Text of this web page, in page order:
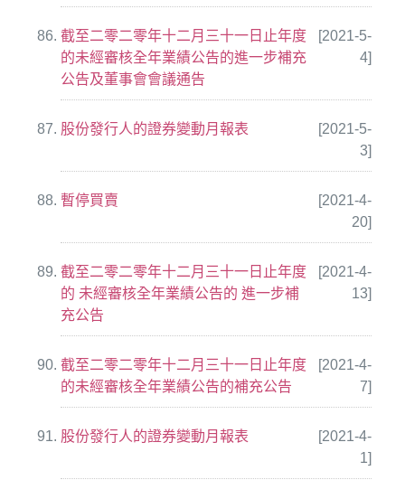
截至二零二零年十二月三十一日止年度
的未經審核全年業績公告的進一步補充
公告及董事會會議通告
[2021-5-
4]
股份發行人的證券變動月報表
[2021-5-
3]
暫停買賣
[2021-4-
20]
截至二零二零年十二月三十一日止年度
的 未經審核全年業績公告的 進一步補
充公告
[2021-4-
13]
截至二零二零年十二月三十一日止年度
的未經審核全年業績公告的補充公告
[2021-4-
7]
股份發行人的證券變動月報表
[2021-4-
1]